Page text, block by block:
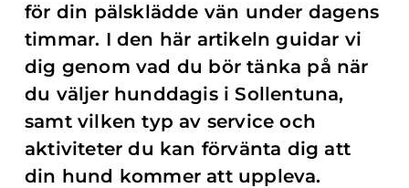
för din pälsklädde vän under dagens
timmar. I den här artikeln guidar vi
dig genom vad du bör tänka på när
du väljer hunddagis i Sollentuna,
samt vilken typ av service och
aktiviteter du kan förvänta dig att
din hund kommer att uppleva.